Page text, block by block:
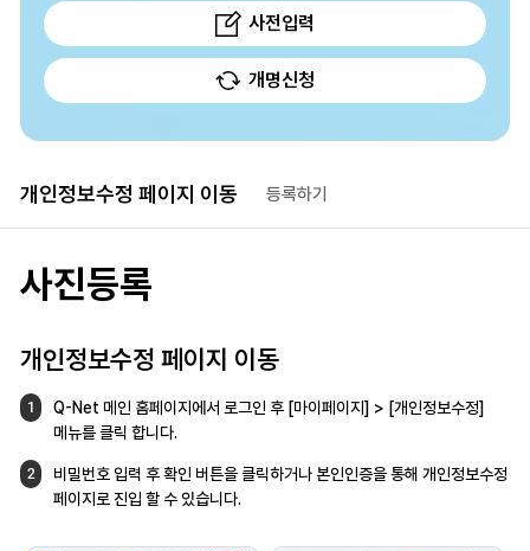
사전입력
개명신청
개인정보수정 페이지 이동 등록하기
사진등록
개인정보수정 페이지 이동
1 Q-Net 메인 홈페이지에서 로그인 후 [마이페이지] > [개인정보수정]
메뉴를클릭 합니다.
2 비밀번호 입력 후 확인 버튼을 클릭하거나본인인증을 통해 개인정보수정
페이지로 진입 할 수 있습니다.